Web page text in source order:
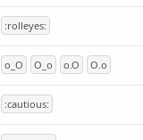
:rolleyes:
o_O O_o o.O O.o
:cautious: